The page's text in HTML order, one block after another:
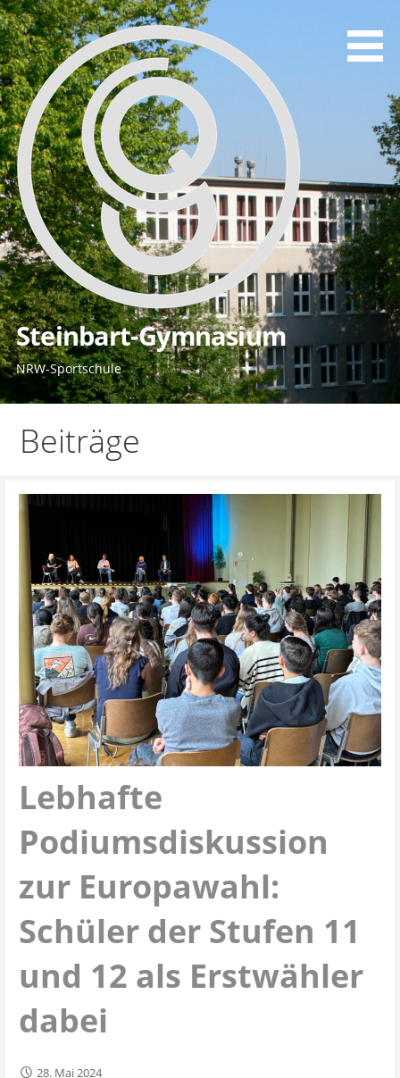
Zum
Inhalt
springen
Steinbart-Gymnasium
NRW-Sportschule
Beiträge
Lebhafte
Podiumsdiskussion
zur Europawahl:
Schüler der Stufen 11
und 12 als Erstwähler
dabei
28. Mai 2024